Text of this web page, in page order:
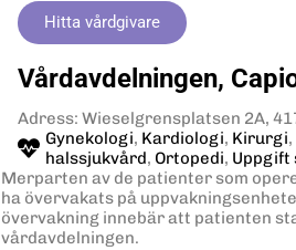
Hitta vårdgivare
Vårdavdelningen,
Adress: Wieselgrensplatsen 2A,
Gynekologi, Kardiologi, Kirurgi,
halssjukvård, Ortopedi, Uppgift
Merparten av de patienter som
ha övervakats på
övervakning innebär att patienten
vårdavdelningen.